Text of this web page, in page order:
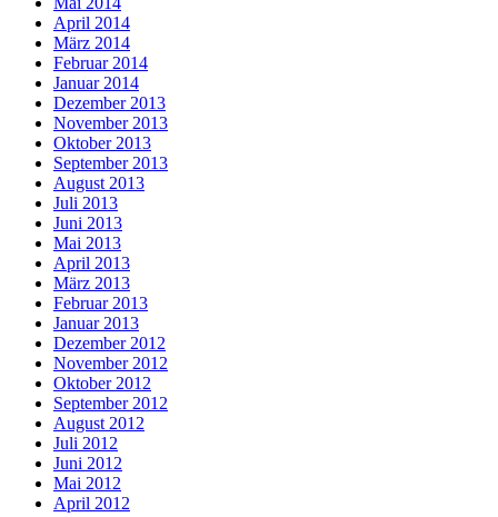
April 2014
März 2014
Februar 2014
Januar 2014
Dezember 2013
November 2013
Oktober 2013
September 2013
August 2013
Juli 2013
Juni 2013
Mai 2013
April 2013
März 2013
Februar 2013
Januar 2013
Dezember 2012
November 2012
Oktober 2012
September 2012
August 2012
Juli 2012
Juni 2012
Mai 2012
April 2012